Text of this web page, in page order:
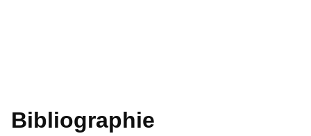
Bibliographie